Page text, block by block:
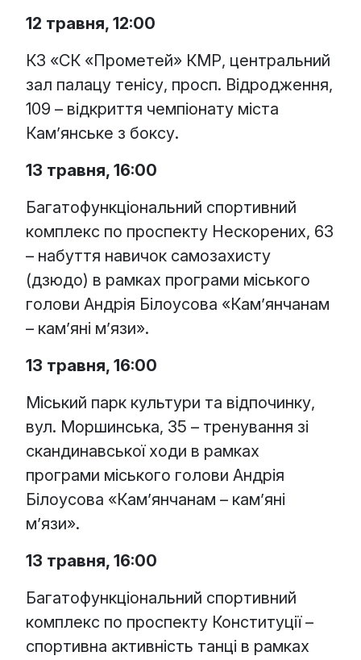
12 травня, 12:00
КЗ «СК «Прометей» КМР, центральний
зал палацу тенісу, просп. Відродження,
109 – відкриття чемпіонату міста
Кам’янське з боксу.
13 травня, 16:00
Багатофункціональний спортивний
комплекс по проспекту Нескорених, 63
– набуття навичок самозахисту
(дзюдо) в рамках програми міського
голови Андрія Білоусова «Кам’янчанам
– кам’яні м’язи».
13 травня, 16:00
Міський парк культури та відпочинку,
вул. Моршинська, 35 – тренування зі
скандинавської ходи в рамках
програми міського голови Андрія
Білоусова «Кам’янчанам – кам’яні
м’язи».
13 травня, 16:00
Багатофункціональний спортивний
комплекс по проспекту Конституції –
спортивна активність танці в рамках